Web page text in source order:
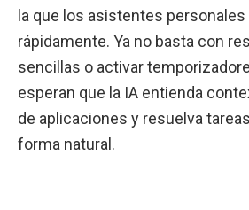
la que los asistentes
rápidamente. Ya no basta con
sencillas o activar
esperan que la IA entienda
de aplicaciones y resuelva
forma natural.